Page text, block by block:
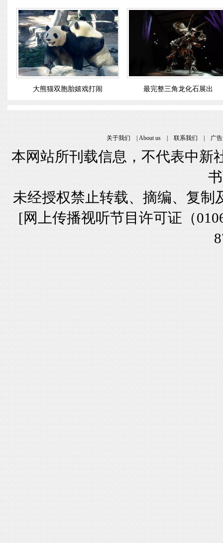
大熊猫双胞胎嬉戏打闹 最完整三角龙化石展出
关于我们 | About u | 联系我们 | 广
本网站所刊载信息，不代表中新
未经授权禁止转载、摘编、复制
[网上传播视听节目许可证（